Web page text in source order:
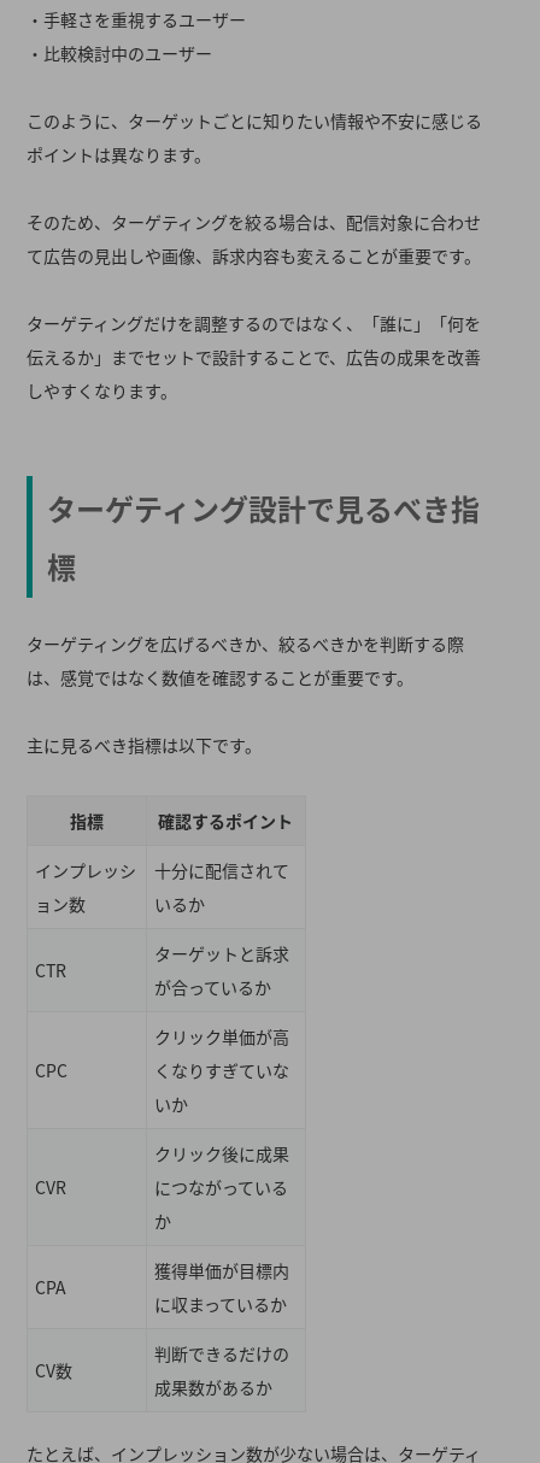
・手軽さを重視するユーザー
・比較検討中のユーザー
このように、ターゲットごとに知りたい情報や不安に感じる
ポイントは異なります。
そのため、ターゲティングを絞る場合は、配信対象に合わせ
て広告の見出しや画像、訴求内容も変えることが重要です。
ターゲティングだけを調整するのではなく、「誰に」「何を
伝えるか」までセットで設計することで、広告の成果を改善
しやすくなります。
ターゲティング設計で見るべき指
標
ターゲティングを広げるべきか、絞るべきかを判断する際
は、感覚ではなく数値を確認することが重要です。
主に見るべき指標は以下です。
指標 確認するポイント
インプレッシ
ョン数
十分に配信されて
いるか
CTR
ターゲットと訴求
が合っているか
CPC
クリック単価が高
くなりすぎていな
いか
CVR
クリック後に成果
につながっている
か
CPA
獲得単価が目標内
に収まっているか
CV数
判断できるだけの
成果数があるか
たとえば、インプレッション数が少ない場合は、ターゲティ